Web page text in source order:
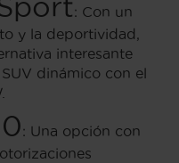
: Con un
y la deportividad,
interesante
dinámico con el
: Una opción con